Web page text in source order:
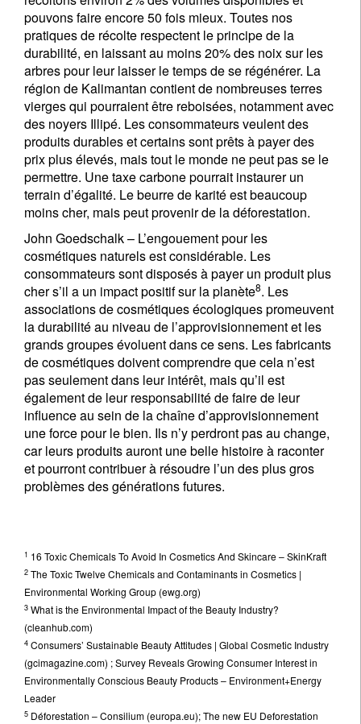
pouvons faire encore 50 fois mieux. Toutes nos
pratiques de récolte respectent le principe de la
durabilité, en laissant au moins 20% des noix sur les
arbres pour leur laisser le temps de se régénérer. La
région de Kalimantan contient de nombreuses terres
vierges qui pourraient être reboisées, notamment avec
des noyers Illipé. Les consommateurs veulent des
produits durables et certains sont prêts à payer des
prix plus élevés, mais tout le monde ne peut pas se le
permettre. Une taxe carbone pourrait instaurer un
terrain d’égalité. Le beurre de karité est beaucoup
moins cher, mais peut provenir de la déforestation.
John Goedschalk – L’engouement pour les
cosmétiques naturels est considérable. Les
consommateurs sont disposés à payer un produit plus
cher s’il a un impact positif sur la planète8. Les
associations de cosmétiques écologiques promeuvent
la durabilité au niveau de l’approvisionnement et les
grands groupes évoluent dans ce sens. Les fabricants
de cosmétiques doivent comprendre que cela n’est
pas seulement dans leur intérêt, mais qu’il est
également de leur responsabilité de faire de leur
influence au sein de la chaîne d’approvisionnement
une force pour le bien. Ils n’y perdront pas au change,
car leurs produits auront une belle histoire à raconter
et pourront contribuer à résoudre l’un des plus gros
problèmes des générations futures.
1 16 Toxic Chemicals To Avoid In Cosmetics And Skincare – SkinKraft
2 The Toxic Twelve Chemicals and Contaminants in Cosmetics |
Environmental Working Group (ewg.org)
3 What is the Environmental Impact of the Beauty Industry?
(cleanhub.com)
4 Consumers’ Sustainable Beauty Attitudes | Global Cosmetic Industry
(gcimagazine.com) ; Survey Reveals Growing Consumer Interest in
Environmentally Conscious Beauty Products – Environment+Energy
Leader
5 Déforestation – Consilium (europa.eu); The new EU Deforestation